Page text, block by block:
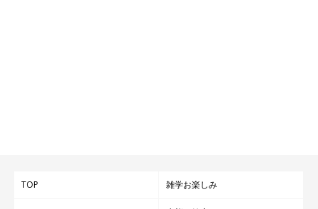
TOP 雑学お楽しみ